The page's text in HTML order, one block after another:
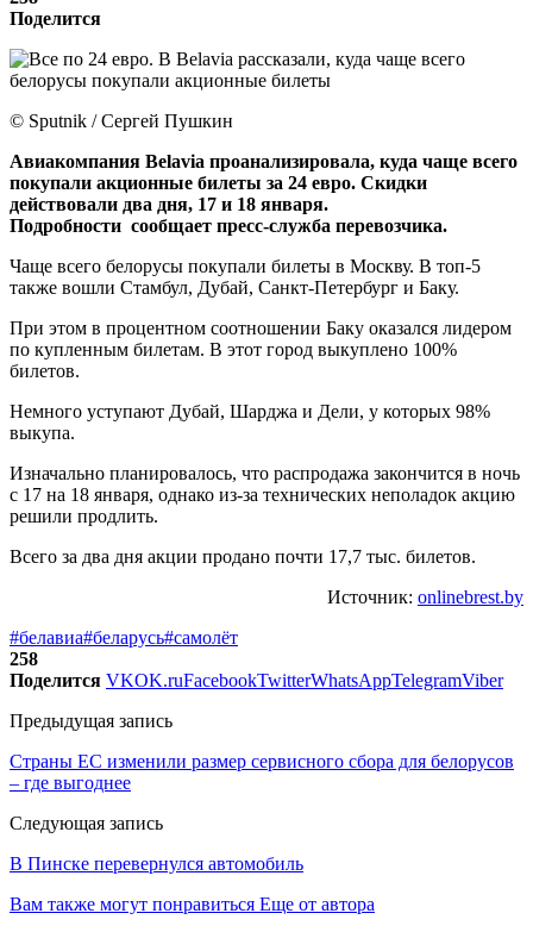
Поделится
© Sputnik / Сергей Пушкин
Авиакомпания Belavia проанализировала, куда чаще всего
покупали акционные билеты за 24 евро. Скидки
действовали два дня, 17 и 18 января.
Подробности сообщает пресс-служба перевозчика.
Чаще всего белорусы покупали билеты в Москву. В топ-5
также вошли Стамбул, Дубай, Санкт-Петербург и Баку.
При этом в процентном соотношении Баку оказался лидером
по купленным билетам. В этот город выкуплено 100%
билетов.
Немного уступают Дубай, Шарджа и Дели, у которых 98%
выкупа.
Изначально планировалось, что распродажа закончится в ночь
с 17 на 18 января, однако из-за технических неполадок акцию
решили продлить.
Всего за два дня акции продано почти 17,7 тыс. билетов.
Источник: onlinebrest.by
#белавиа#беларусь#самолёт
258
Поделится VKOK.ruFacebookTwitterWhatsAppTelegramViber
Предыдущая запись
Страны ЕС изменили размер сервисного сбора для белорусов
– где выгоднее
Следующая запись
В Пинске перевернулся автомобиль
Вам также могут понравиться Еще от автора